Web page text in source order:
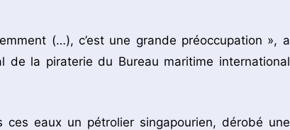
(…), c’est une grande préoccupation », a
de la piraterie du Bureau maritime international
eaux un pétrolier singapourien, dérobé une